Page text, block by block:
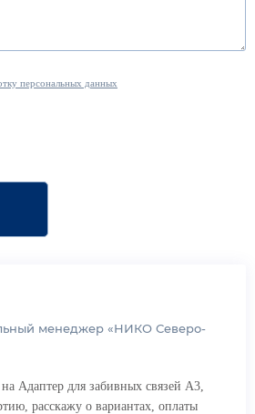
персональных данных
менеджер «НИКО Северо-
Адаптер для забивных связей A3,
расскажу о вариантах, оплаты